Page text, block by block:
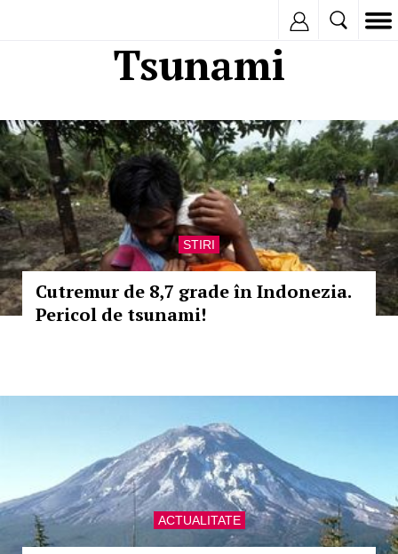
Tsunami
STIRI
Cutremur de 8,7 grade în Indonezia.
Pericol de tsunami!
ACTUALITATE